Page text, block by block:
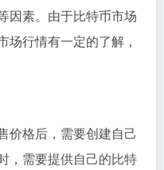
因素。由于比特币市场
场行情有一定的了解，
价格后，需要创建自己
，需要提供自己的比特